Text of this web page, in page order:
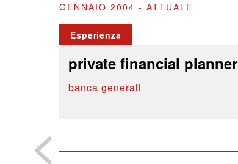
GENNAIO 2004 - ATTUALE
Esperienza
private financial planner
banca generali